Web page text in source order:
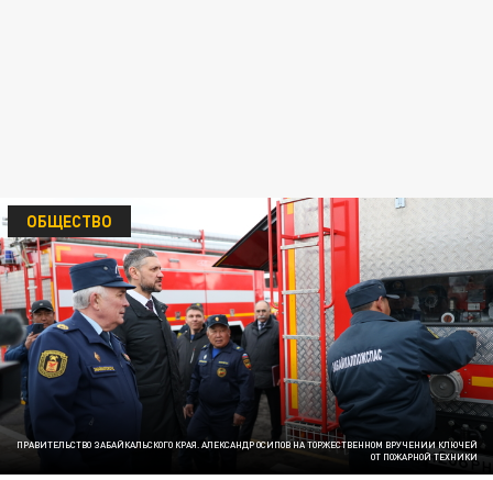
ПРАВИТЕЛЬСТВО ЗАБАЙКАЛЬСКОГО КРАЯ. АЛЕКСАНДР ОСИПОВ НА ТОРЖЕСТВЕННОМ ВРУЧЕНИИ КЛЮЧЕЙ
ОТ ПОЖАРНОЙ ТЕХНИКИ
ОБЩЕСТВО